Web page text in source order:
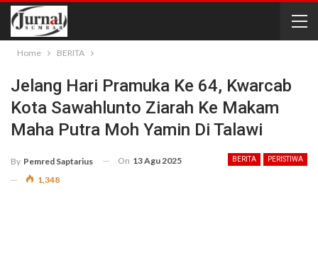
Home BERITA
Jelang Hari Pramuka Ke 64, Kwarcab
Kota Sawahlunto Ziarah Ke Makam
Maha Putra Moh Yamin Di Talawi
BERITA PERISTIWA
By Pemred Saptarius On 13 Agu 2025
1,348